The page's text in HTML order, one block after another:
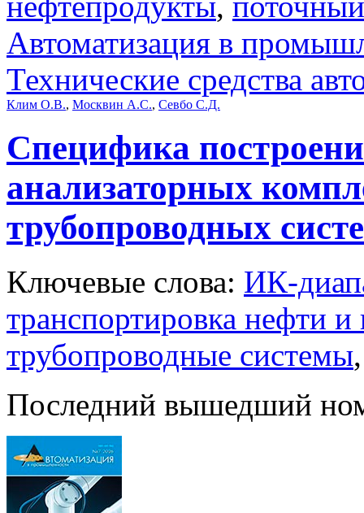
Автоматизация в
Технические средства
Клим О.В., Москвин А.С., Севбо С.Д.
Специфика
анализаторных
трубопроводных
Ключевые слова: ИК-
транспортировка нефти и
трубопроводные системы
Последний вышедший